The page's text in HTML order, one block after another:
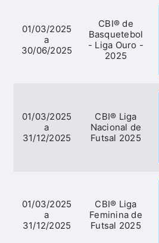
01/03/2025
a
30/06/2025
CBI® de
Basquetebol
- Liga Ouro -
2025
01/03/2025
a
31/12/2025
CBI® Liga
Nacional de
Futsal 2025
01/03/2025
a
31/12/2025
CBI® Liga
Feminina de
Futsal 2025